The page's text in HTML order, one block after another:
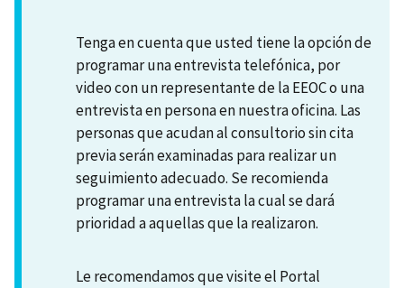
Tenga en cuenta que usted tiene la opción de
programar una entrevista telefónica, por
video con un representante de la EEOC o una
entrevista en persona en nuestra oficina. Las
personas que acudan al consultorio sin cita
previa serán examinadas para realizar un
seguimiento adecuado. Se recomienda
programar una entrevista la cual se dará
prioridad a aquellas que la realizaron.
Le recomendamos que visite el Portal